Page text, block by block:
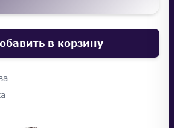
в корзину